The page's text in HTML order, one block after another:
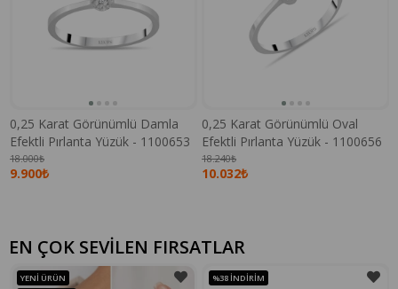
0,25 Karat Görünümlü Damla
Efektli Pırlanta Yüzük - 1100653
9.900₺
18.000₺
0,25 Karat Görünümlü Oval
Efektli Pırlanta Yüzük - 1100656
10.032₺
18.240₺
EN ÇOK SEVİLEN FIRSATLAR
YENI ÜRÜN
%38 İNDIRIM